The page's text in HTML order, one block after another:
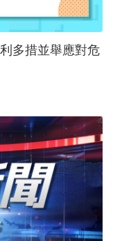
多措並舉應對危